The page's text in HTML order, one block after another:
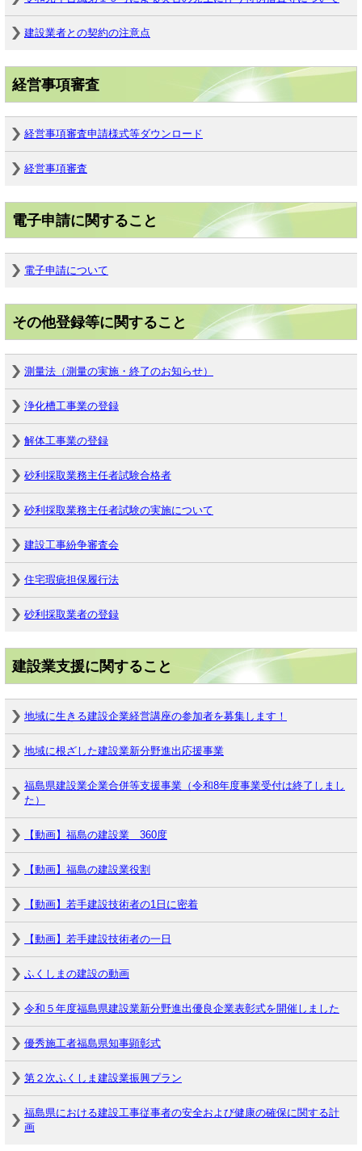
建設業者との契約の注意点
経営事項審査
経営事項審査申請様式等ダウンロード
経営事項審査
電子申請に関すること
電子申請について
その他登録等に関すること
測量法（測量の実施・終了のお知らせ）
浄化槽工事業の登録
解体工事業の登録
砂利採取業務主任者試験合格者
砂利採取業務主任者試験の実施について
建設工事紛争審査会
住宅瑕疵担保履行法
砂利採取業者の登録
建設業支援に関すること
地域に生きる建設企業経営講座の参加者を募集します！
地域に根ざした建設業新分野進出応援事業
福島県建設業企業合併等支援事業（令和8年度事業受付は終了しまし
た）
【動画】福島の建設業 360度
【動画】福島の建設業役割
【動画】若手建設技術者の1日に密着
【動画】若手建設技術者の一日
ふくしまの建設の動画
令和５年度福島県建設業新分野進出優良企業表彰式を開催しました
優秀施工者福島県知事顕彰式
第２次ふくしま建設業振興プラン
福島県における建設工事従事者の安全および健康の確保に関する計
画